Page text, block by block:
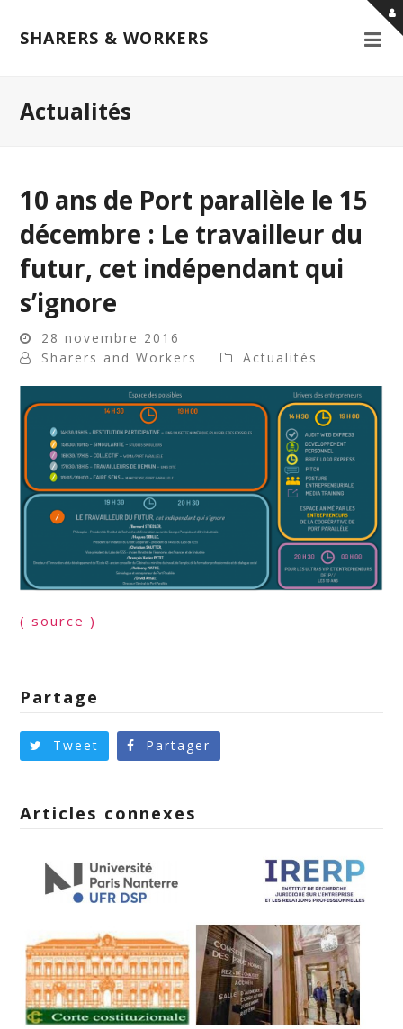
SHARERS & WORKERS
Actualités
10 ans de Port parallèle le 15
décembre : Le travailleur du
futur, cet indépendant qui
s’ignore
28 novembre 2016
Sharers and Workers
Actualités
( source )
Partage
Tweet Partager
Articles connexes